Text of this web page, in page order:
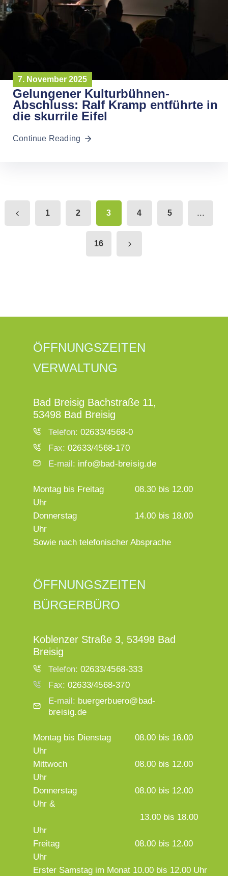
7. November 2025
Gelungener Kulturbühnen-
Abschluss: Ralf Kramp entführte in
die skurrile Eifel
Continue Reading
1 2 3 4 5 ...
16
ÖFFNUNGSZEITEN
VERWALTUNG
Bad Breisig Bachstraße 11,
53498 Bad Breisig
Telefon: 02633/4568-0
Fax: 02633/4568-170
E-mail: info@bad-breisig.de
Montag bis Freitag
08.30 bis 12.00
Uhr
Donnerstag
14.00 bis 18.00
Uhr
Sowie nach telefonischer Absprache
ÖFFNUNGSZEITEN
BÜRGERBÜRO
Koblenzer Straße 3, 53498 Bad
Breisig
Telefon: 02633/4568-333
Fax: 02633/4568-370
E-mail: buergerbuero@bad-
breisig.de
Montag bis Dienstag
08.00 bis 16.00
Uhr
Mittwoch
08.00 bis 12.00
Uhr
Donnerstag
08.00 bis 12.00
Uhr &
13.00 bis 18.00
Uhr
Freitag
08.00 bis 12.00
Uhr
Erster Samstag im Monat 10.00 bis 12.00 Uhr